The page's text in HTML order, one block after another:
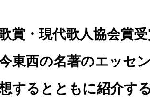
賞・現代歌人協会賞
東西の名著のエッセ
するとともに紹介す